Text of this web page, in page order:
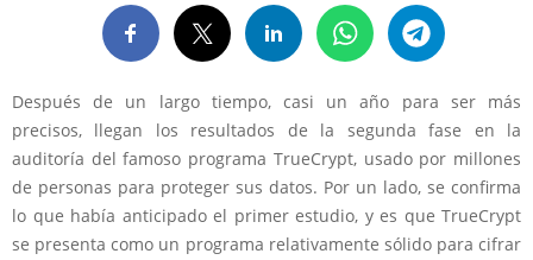
Después de un largo tiempo, casi un año para ser más
precisos, llegan los resultados de la segunda fase en la
auditoría del famoso programa TrueCrypt, usado por millones
de personas para proteger sus datos. Por un lado, se confirma
lo que había anticipado el primer estudio, y es que TrueCrypt
se presenta como un programa relativamente sólido para cifrar